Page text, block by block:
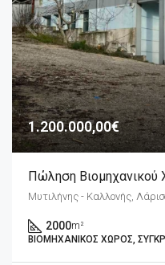
1.200.000,00€
Πώληση Βιομηχανικού
Μυτιλήνης - Καλλονής,
2000m²
ΒΙΟΜΗΧΑΝΙΚΌΣ ΧΏΡΟΣ,